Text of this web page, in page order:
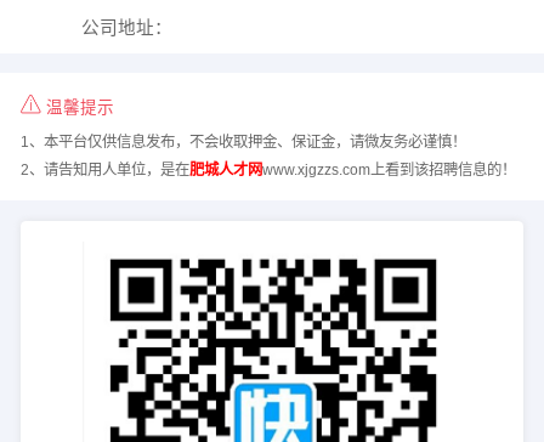
公司地址：
温馨提示
1、本平台仅供信息发布，不会收取押金、保证金，请微友务必谨慎！
2、请告知用人单位，是在肥城人才网www.xjgzzs.com上看到该招聘信息的！